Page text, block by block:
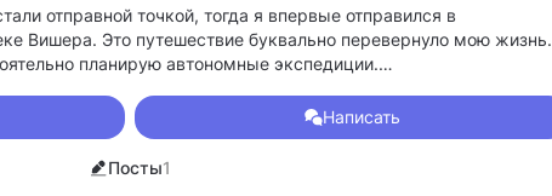
отправной точкой, тогда я впервые отправился в
Вишера. Это путешествие буквально перевернуло мою жизнь.
планирую автономные экспедиции.
Написать
Посты1